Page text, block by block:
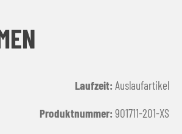
Laufzeit: Auslaufartikel
Produktnummer: 901711-201-XS